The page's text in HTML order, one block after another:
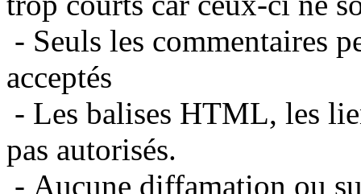
- Seuls les commentaires
acceptés
- Les balises HTML, les
pas autorisés.
- Aucune diffamation ou